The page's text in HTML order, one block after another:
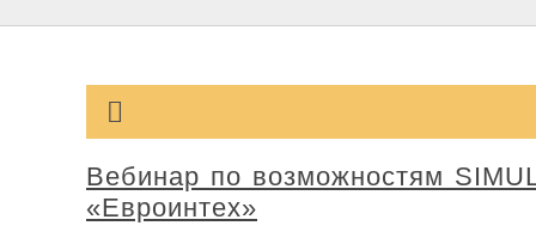
Вебинар по возможностям
«Евроинтех»